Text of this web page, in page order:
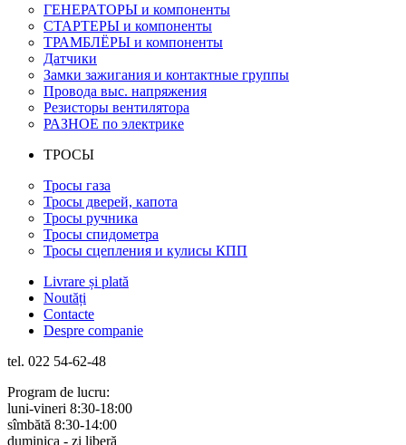
ГЕНЕРАТОРЫ и компоненты
СТАРТЕРЫ и компоненты
ТРАМБЛЁРЫ и компоненты
Датчики
Замки зажигания и контактные группы
Провода выс. напряжения
Резисторы вентилятора
РАЗНОЕ по электрике
ТРОСЫ
Тросы газа
Тросы дверей, капота
Тросы ручника
Тросы спидометра
Тросы сцепления и кулисы КПП
Livrare și plată
Noutăți
Contacte
Despre companie
tel. 022 54-62-48
Program de lucru:
luni-vineri 8:30-18:00
sîmbătă 8:30-14:00
duminica - zi liberă